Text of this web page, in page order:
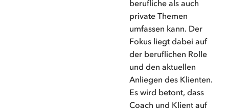
berufliche als auch
private Themen
umfassen kann. Der
Fokus liegt dabei auf
der beruflichen Rolle
und den aktuellen
Anliegen des Klienten.
Es wird betont, dass
Coach und Klient auf